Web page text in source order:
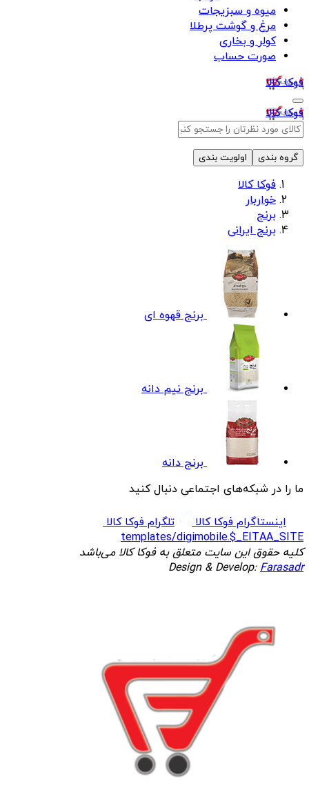
میوه و سبزیجات
مرغ و گوشت پرطلا
کولر و بخاری
صورت حساب
فوکا کالا
فوکا کالا
گروه بندی اولویت بندی
فوکا کالا
خواربار
برنج
برنج ایرانی
برنج قهوه ای
برنج نیم دانه
برنج دانه
ما را در شبکه‌های اجتماعی دنبال کنید
اینستاگرام فوکا کالا
تلگرام فوکا کالا
templates/digimobile.$_EITAA_SITE
کلیه حقوق این سایت متعلق به فوکا کالا می‌باشد
Design & Develop:Farasadr